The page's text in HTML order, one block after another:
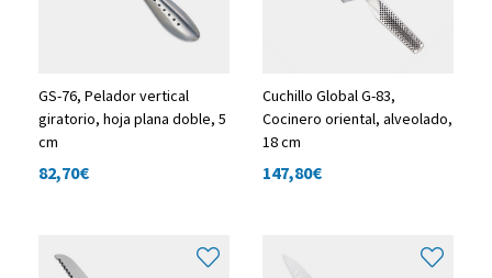
GS-76, Pelador vertical
giratorio, hoja plana doble, 5
cm
82,70€
Cuchillo Global G-83,
Cocinero oriental, alveolado,
18 cm
147,80€